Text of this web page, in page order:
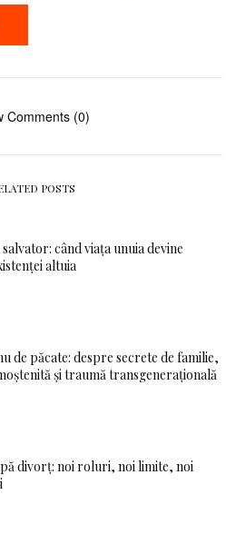
Comments (0)
POSTS
când viața unuia devine
altuia
de păcate: despre secrete de familie,
și traumă transgenerațională
divorț: noi roluri, noi limite, noi